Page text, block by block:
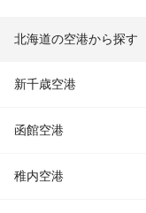
北海道の空港から探す
新千歳空港
函館空港
稚内空港